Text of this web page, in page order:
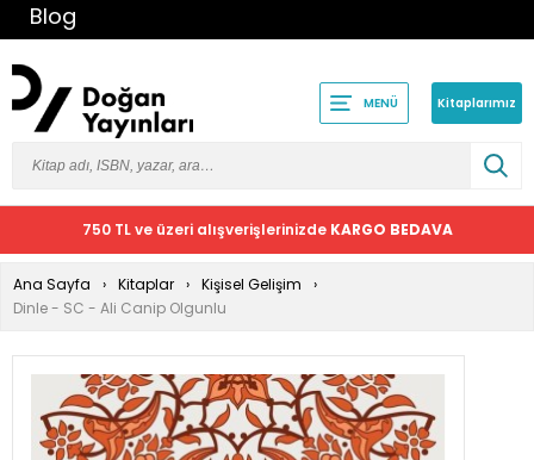
Blog
MENÜ Kitaplarımız
750 TL ve üzeri alışverişlerinizde KARGO BEDAVA
Ana Sayfa Kitaplar
Kişisel Gelişim
Dinle - SC - Ali Canip Olgunlu